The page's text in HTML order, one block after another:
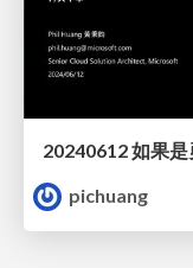
20240612 如果
pichuang